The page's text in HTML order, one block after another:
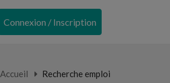
Connexion / Inscription
Accueil Recherche emploi